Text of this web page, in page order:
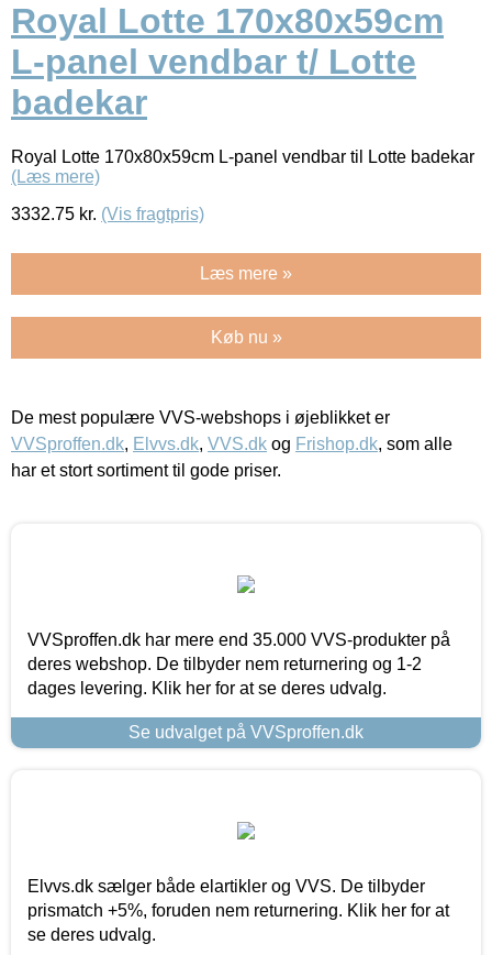
Royal Lotte 170x80x59cm
L-panel vendbar t/ Lotte
badekar
Royal Lotte 170x80x59cm L-panel vendbar til Lotte badekar
(Læs mere)
3332.75 kr. (Vis fragtpris)
Læs mere »
Køb nu »
De mest populære VVS-webshops i øjeblikket er
VVSproffen.dk, Elvvs.dk, VVS.dk og Frishop.dk, som alle
har et stort sortiment til gode priser.
VVSproffen.dk har mere end 35.000 VVS-produkter på
deres webshop. De tilbyder nem returnering og 1-2
dages levering. Klik her for at se deres udvalg.
Se udvalget på VVSproffen.dk
Elvvs.dk sælger både elartikler og VVS. De tilbyder
prismatch +5%, foruden nem returnering. Klik her for at
se deres udvalg.